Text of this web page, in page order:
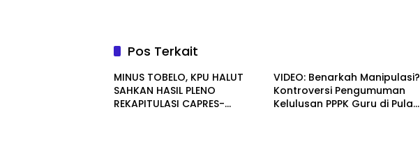
Pos Terkait
MINUS TOBELO, KPU HALUT
SAHKAN HASIL PLENO
REKAPITULASI CAPRES-
VIDEO: Benarkah Manipulasi?
Kontroversi Pengumuman
Kelulusan PPPK Guru di Pulau